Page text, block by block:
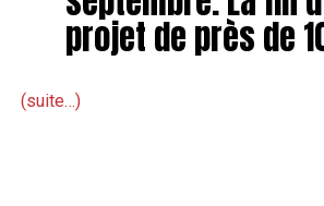
projet de près de
(suite…)